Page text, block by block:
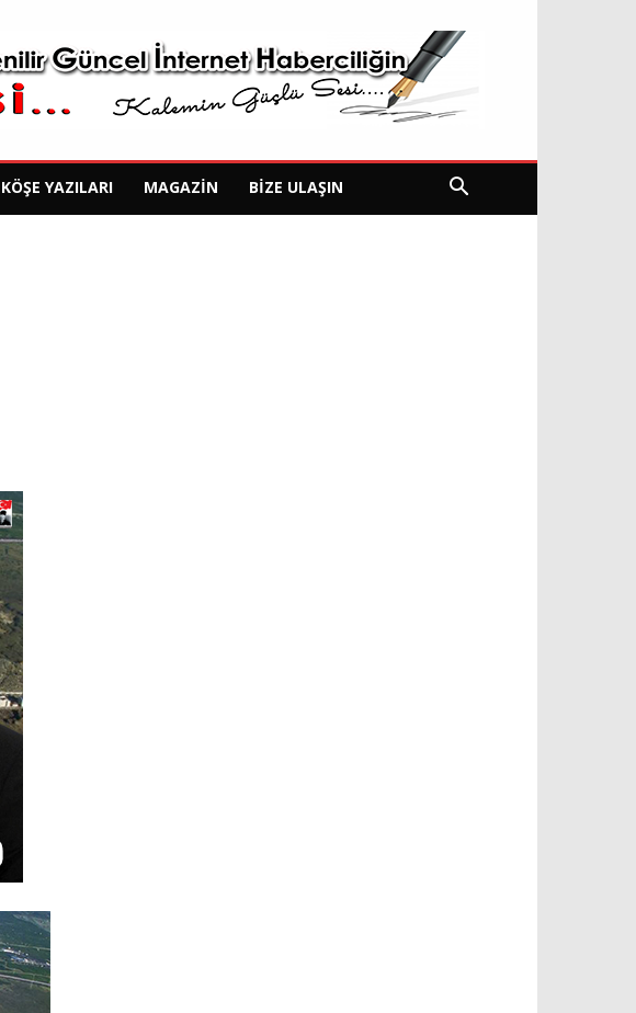
KÖŞE YAZILARI MAGAZIN BIZE ULAŞIN